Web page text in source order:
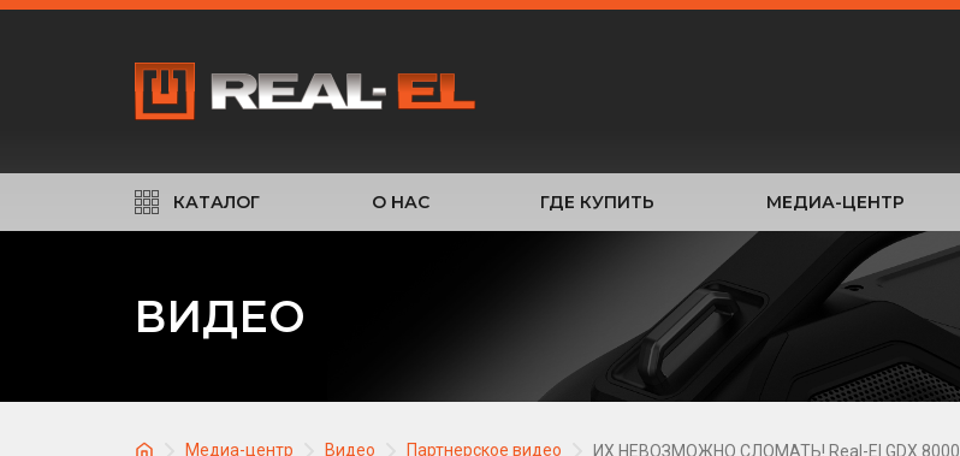
КАТАЛОГ О НАС ГДЕ КУПИТЬ МЕДИА-ЦЕНТР
ВИДЕО
Медиа-центр Видео Партнерское видео ИХ НЕВОЗМОЖНО СЛОМАТЬ! Real-El GDX 8000